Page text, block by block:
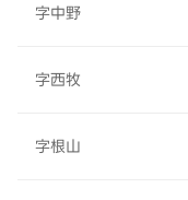
字中野
字西牧
字根山